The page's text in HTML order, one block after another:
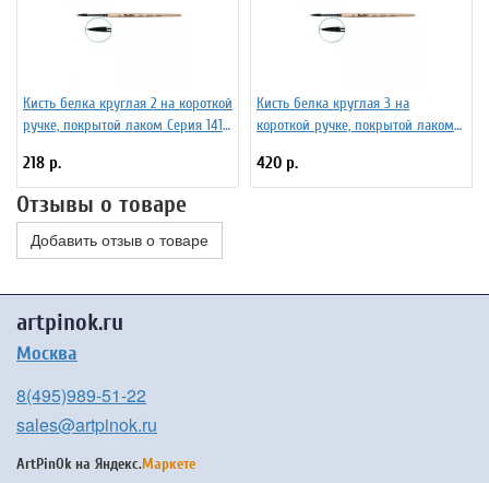
Кисть белка круглая 2 на короткой
ручке, покрытой лаком Серия 1410
218 р.
Кисть белка круглая 3 на
короткой ручке, покрытой лаком
420 р.
Отзывы о товаре
Добавить отзыв о товаре
artpinok.ru
Москва
8(495)989-51-22
sales@artpinok.ru
ArtPinOk на Яндекс.Маркете